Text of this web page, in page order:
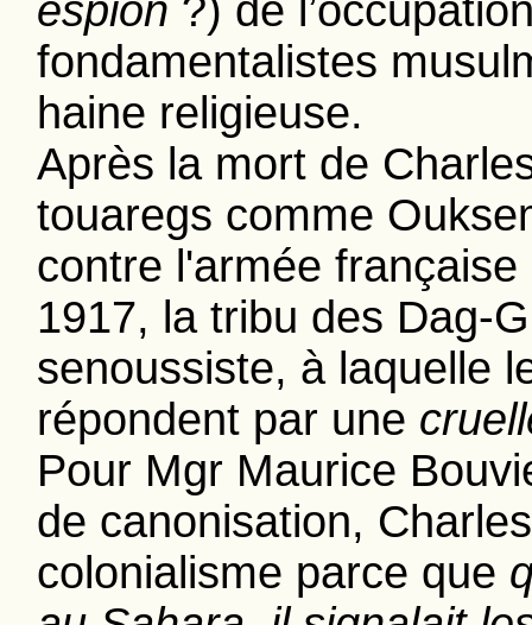
espion ?) de
fondamentalistes
haine religieuse.
Après la mort de
touaregs comme
contre l'armée
1917, la tribu des Dag-
senoussiste, à laquelle
répondent par une
Pour Mgr Maurice
de canonisation,
colonialisme parce que